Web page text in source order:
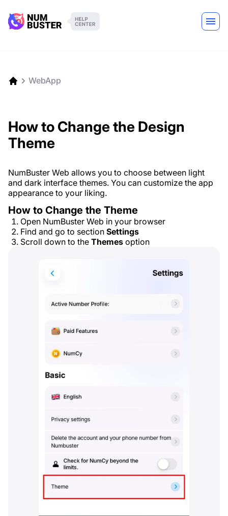
WebApp
How to Change the Design
Theme
NumBuster Web allows you to choose between light
and dark interface themes. You can customize the app
appearance to your liking.
How to Change the Theme
Open NumBuster Web in your browser
Find and go to section Settings
Scroll down to the Themes option